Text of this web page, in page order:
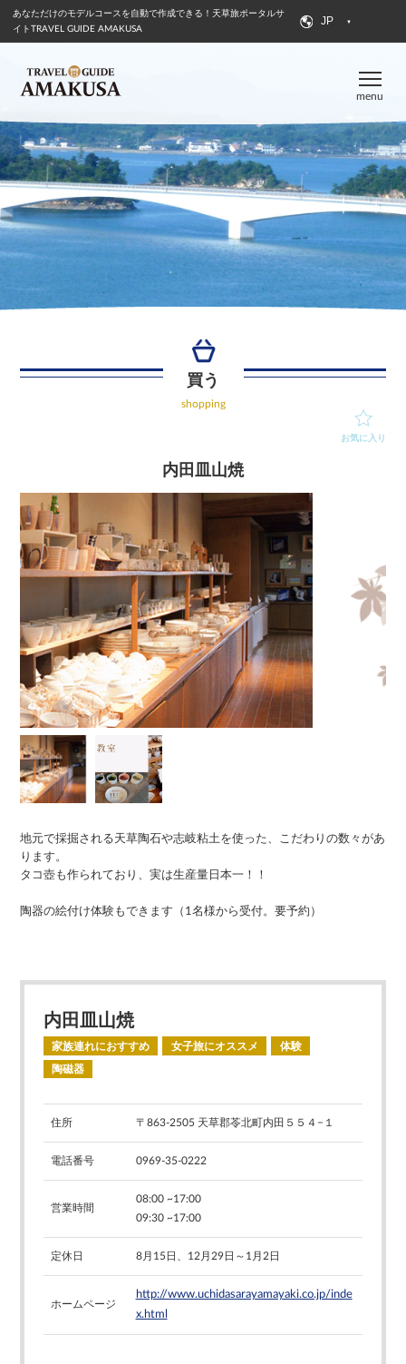
あなただけのモデルコースを自動で作成できる！ 天草旅ポータルサ
イトTRAVEL GUIDE AMAKUSA
JP
menu
買う
shopping
お気に入り
内田皿山焼
地元で採掘される天草陶石や志岐粘土を使った、こだわりの数々があ
ります。
タコ壺も作られており、実は生産量日本一！！
陶器の絵付け体験もできます（1名様から受付。要予約）
内田皿山焼
家族連れにおすすめ 女子旅にオススメ 体験
陶磁器
住所 〒863-2505 天草郡苓北町内田５５４−１
電話番号 0969-35-0222
営業時間
08:00 ~17:00
09:30 ~17:00
定休日 8月15日、12月29日～1月2日
ホームページ
http://www.uchidasarayamayaki.co.jp/inde
x.html